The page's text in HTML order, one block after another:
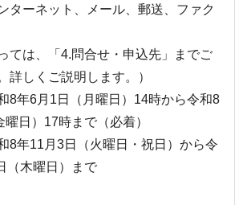
ターネット、メール、郵送、ファク
ては、「4.問合せ・申込先」までご
詳しくご説明します。）
8年6月1日（月曜日）14時から令和8
日）17時まで（必着）
8年11月3日（火曜日・祝日）から令
（木曜日）まで